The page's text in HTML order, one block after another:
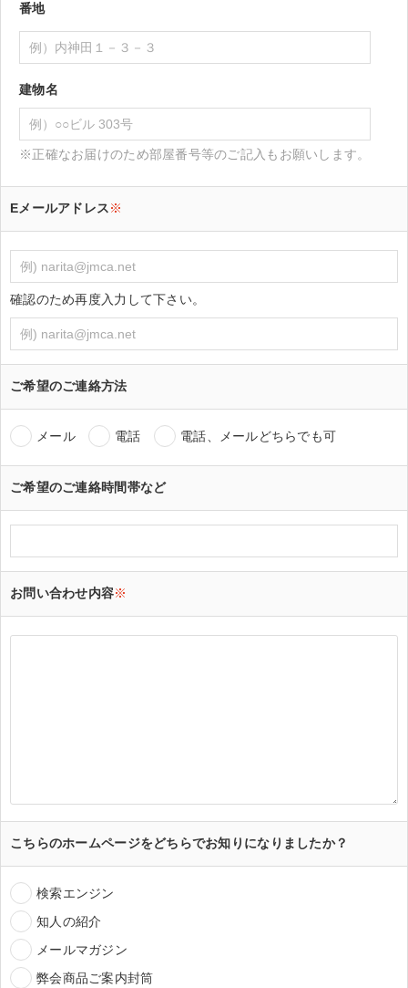
番地
建物名
※正確なお届けのため部屋番号等のご記入もお願いします。
Eメールアドレス※
確認のため再度入力して下さい。
ご希望のご連絡方法
メール 電話 電話、メールどちらでも可
ご希望のご連絡時間帯など
お問い合わせ内容※
こちらのホームページをどちらでお知りになりましたか？
検索エンジン
知人の紹介
メールマガジン
弊会商品ご案内封筒